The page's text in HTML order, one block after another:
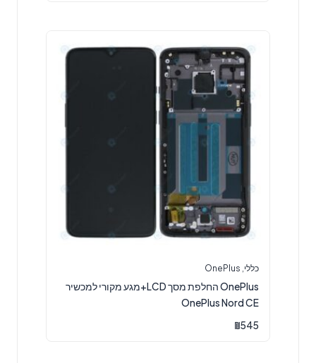
כללי OnePlus
OnePlus החלפת מסך LCD+מגע מקורי למכשיר
OnePlus Nord CE
₪545